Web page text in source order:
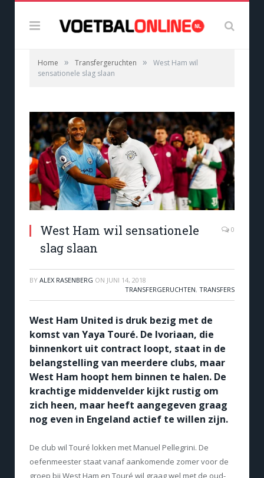
Home » Transfergeruchten »
West Ham wil
sensationele slag slaan
West Ham wil sensationele
slag slaan
0
BY ALEX RASENBERG ON JUNI 14, 2018
TRANSFERGERUCHTEN, TRANSFERS
West Ham United is druk bezig met de
komst van Yaya Touré. De Ivoriaan, die
binnenkort uit contract loopt, staat in de
belangstelling van meerdere clubs, maar
West Ham hoopt hem binnen te halen. De
krachtige middenvelder kijkt rustig om
zich heen, maar heeft aangegeven graag
nog even in Engeland actief te willen zijn.
De club wil Touré lokken met Manuel Pellegrini. De
oefenmeester staat vanaf aankomende zomer voor de
groep bij West Ham en Touré wil graag wel met de oud-